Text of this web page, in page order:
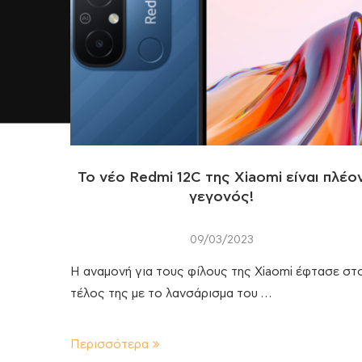
Το νέο Redmi 12C της Xiaomi είναι
γεγονός!
09/03/2023
Η αναμονή για τους φίλους της Xiaomi έφτασε
τέλος της με το λανσάρισμα του …
Περισσότερα